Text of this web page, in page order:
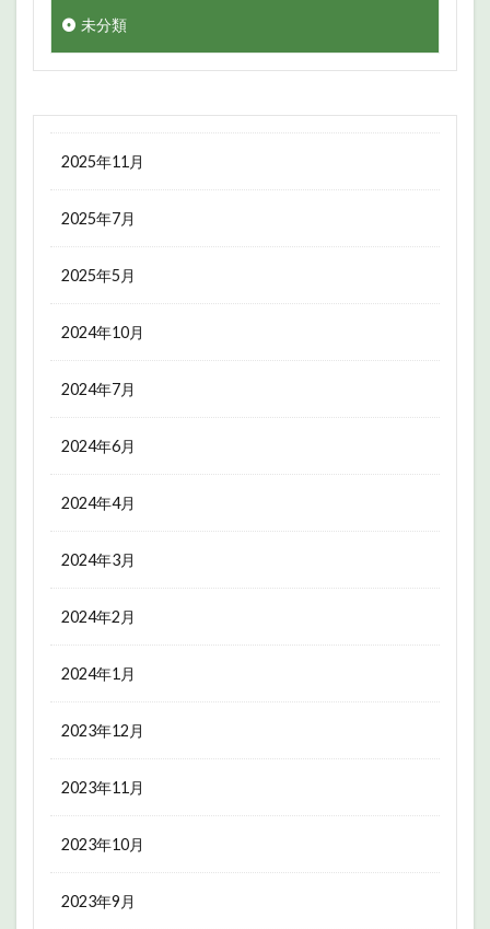
未分類
2025年11月
2025年7月
2025年5月
2024年10月
2024年7月
2024年6月
2024年4月
2024年3月
2024年2月
2024年1月
2023年12月
2023年11月
2023年10月
2023年9月